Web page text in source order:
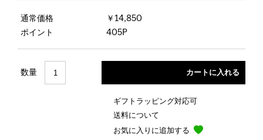
通常価格
￥14,850
ポイント
405P
数量
ギフトラッピング対応可
送料について
お気に入りに追加する